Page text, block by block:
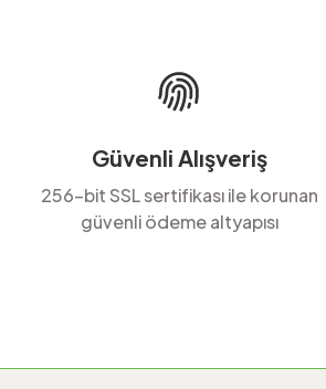
Güvenli Alışveriş
256-bit SSL sertifikası ile korunan
güvenli ödeme altyapısı